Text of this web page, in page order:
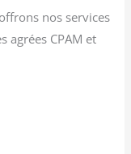
nos services
agrées CPAM et